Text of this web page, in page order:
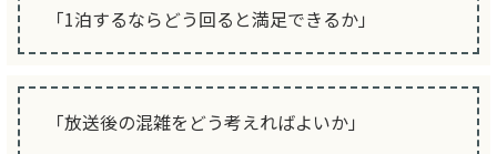
「1泊するならどう回ると満足できるか」
「放送後の混雑をどう考えればよいか」